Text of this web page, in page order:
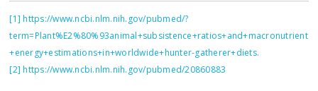
[1] https://www.ncbi.nlm.nih.gov/pubmed/?
term=Plant%E2%80%93animal+subsistence+ratios+and+macronutrient
+energy+estimations+in+worldwide+hunter-gatherer+diets.
[2] https://www.ncbi.nlm.nih.gov/pubmed/20860883